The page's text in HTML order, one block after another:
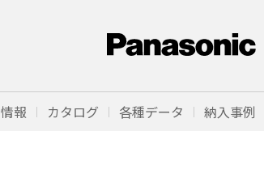
報 カタログ 各種データ 納入事例